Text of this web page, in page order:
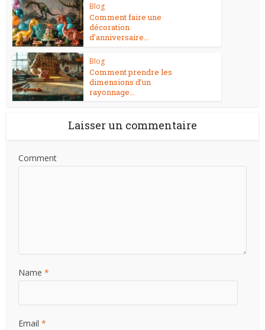
Blog
Comment faire une
décoration
d’anniversaire...
Blog
Comment prendre les
dimensions d’un
rayonnage...
Laisser un commentaire
Comment
Name *
Email *